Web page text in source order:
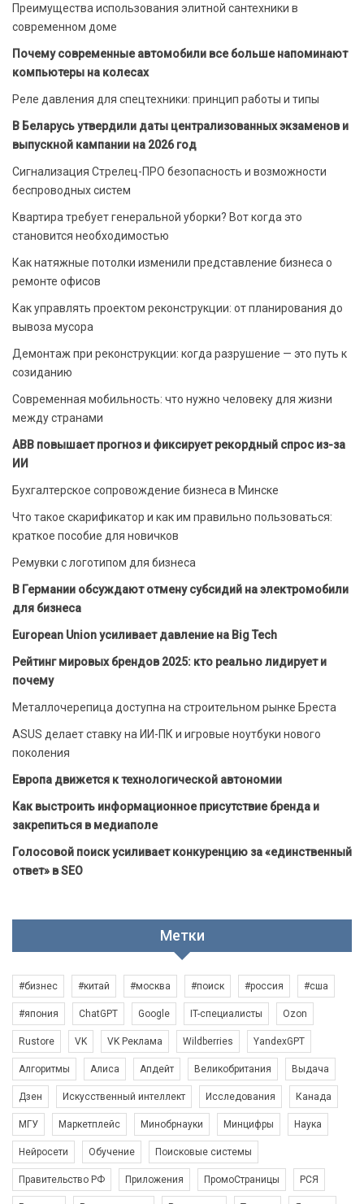
Преимущества использования элитной сантехники в
современном доме
Почему современные автомобили все больше напоминают
компьютеры на колесах
Реле давления для спецтехники: принцип работы и типы
В Беларусь утвердили даты централизованных экзаменов и
выпускной кампании на 2026 год
Сигнализация Стрелец-ПРО безопасность и возможности
беспроводных систем
Квартира требует генеральной уборки? Вот когда это
становится необходимостью
Как натяжные потолки изменили представление бизнеса о
ремонте офисов
Как управлять проектом реконструкции: от планирования до
вывоза мусора
Демонтаж при реконструкции: когда разрушение — это путь к
созиданию
Современная мобильность: что нужно человеку для жизни
между странами
ABB повышает прогноз и фиксирует рекордный спрос из-за
ИИ
Бухгалтерское сопровождение бизнеса в Минске
Что такое скарификатор и как им правильно пользоваться:
краткое пособие для новичков
Ремувки с логотипом для бизнеса
В Германии обсуждают отмену субсидий на электромобили
для бизнеса
European Union усиливает давление на Big Tech
Рейтинг мировых брендов 2025: кто реально лидирует и
почему
Металлочерепица доступна на строительном рынке Бреста
ASUS делает ставку на ИИ-ПК и игровые ноутбуки нового
поколения
Европа движется к технологической автономии
Как выстроить информационное присутствие бренда и
закрепиться в медиаполе
Голосовой поиск усиливает конкуренцию за «единственный
ответ» в SEO
Метки
#бизнес #китай #москва #поиск #россия #сша
#япония ChatGPT Google IT-специалисты Ozon
Rustore VK VK Реклама Wildberries YandexGPT
Алгоритмы Алиса Апдейт Великобритания Выдача
Дзен Искусственный интеллект Исследования Канада
МГУ Маркетплейс Минобрнауки Минцифры Наука
Нейросети Обучение Поисковые системы
Правительство РФ Приложения ПромоСтраницы РСЯ